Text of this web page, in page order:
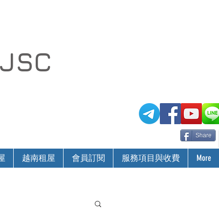
Share
越南租屋 會員訂閱 服務項目與收費 More